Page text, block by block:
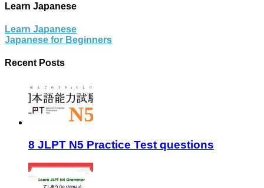
Learn Japanese
Learn Japanese
Japanese for Beginners
Recent Posts
8 JLPT N5 Practice Test questions